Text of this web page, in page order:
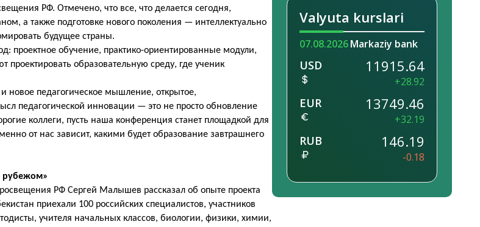
РФ. Отмечено, что все, что делается сегодня,
а также подготовке нового поколения — интеллектуально
будущее страны.
проектное обучение, практико-ориентированные модули,
образовательную среду, где ученик
новое педагогическое мышление, открытое,
педагогической инновации — это не просто обновление
коллеги, пусть наша конференция станет площадкой для
от нас зависит, какими будет образование завтрашнего
рубежом»
РФ Сергей Малышев рассказал об опыте проекта
приехали 100 российских специалистов, участников
учителя начальных классов, биологии, физики, химии,
Valyuta kurslari
07.08.2026Markaziy bank
USD 11915.64
+28.92
EUR 13749.46
+32.19
RUB 146.19
-0.18